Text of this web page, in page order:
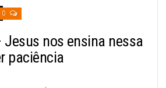
0
nos ensina nessa
paciência